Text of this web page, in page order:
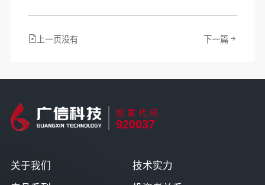
上一页没有 下一篇
股票代码
920037
关于我们 技术实力